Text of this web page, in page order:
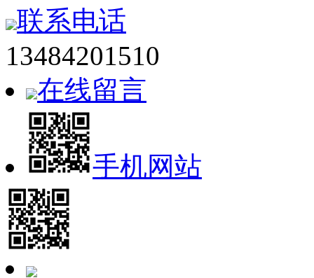
联系电话
13484201510
在线留言
手机网站